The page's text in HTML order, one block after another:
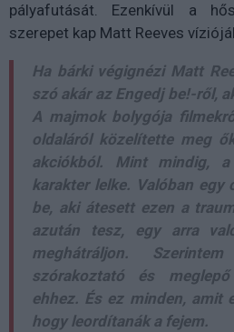
pályafutását. Ezenkívül a
szerepet kap Matt Reeves
Ha bárki végignézi Matt
szó akár az Engedj be!-ről,
A majmok bolygója
oldaláról közelítette meg
akciókból. Mint mindig,
karakter lelke. Valóban egy
be, aki átesett ezen a
azután tesz, egy arra
meghátráljon.
szórakoztató és
ehhez. És ez minden, amit
hogy leordítanák a fejem.